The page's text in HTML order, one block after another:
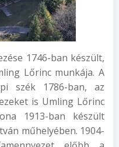
1746-ban készült,
Lőrinc munkája. A
szék 1786-ban, az
is Umling Lőrinc
1913-ban készült
műhelyében. 1904-